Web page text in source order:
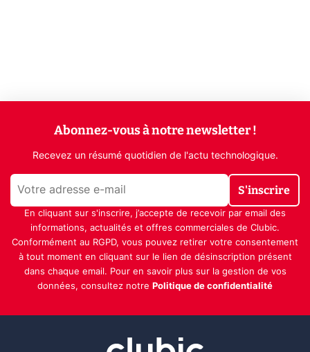
Abonnez-vous à notre newsletter !
Recevez un résumé quotidien de l'actu technologique.
S'inscrire
En cliquant sur s'inscrire, j’accepte de recevoir par email des
informations, actualités et offres commerciales de Clubic.
Conformément au RGPD, vous pouvez retirer votre consentement
à tout moment en cliquant sur le lien de désinscription présent
dans chaque email. Pour en savoir plus sur la gestion de vos
données, consultez notre Politique de confidentialité